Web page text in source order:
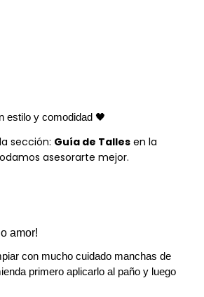
estilo y comodidad 🖤
sección: Guía de Talles en la
asesorarte mejor.
amor!
con mucho cuidado manchas de
primero aplicarlo al paño y luego